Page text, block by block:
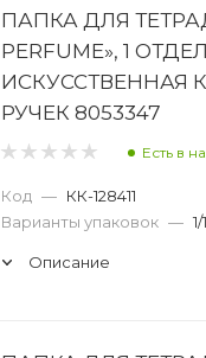
ПАПКА ДЛЯ
PERFUME», 1
ИСКУССТВЕННАЯ
РУЧЕК 8053347
Есть в
Код — КК-128411
Варианты упаковок —
Описание